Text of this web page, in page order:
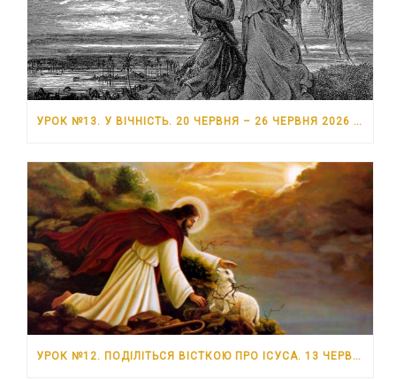
УРОК №13. У ВІЧНІСТЬ. 20 ЧЕРВНЯ – 26 ЧЕРВНЯ 2026 РОКУ
УРОК №12. ПОДІЛІТЬСЯ ВІСТКОЮ ПРО ІСУСА. 13 ЧЕРВНЯ – 19 ЧЕРВНЯ 2026 РОКУ